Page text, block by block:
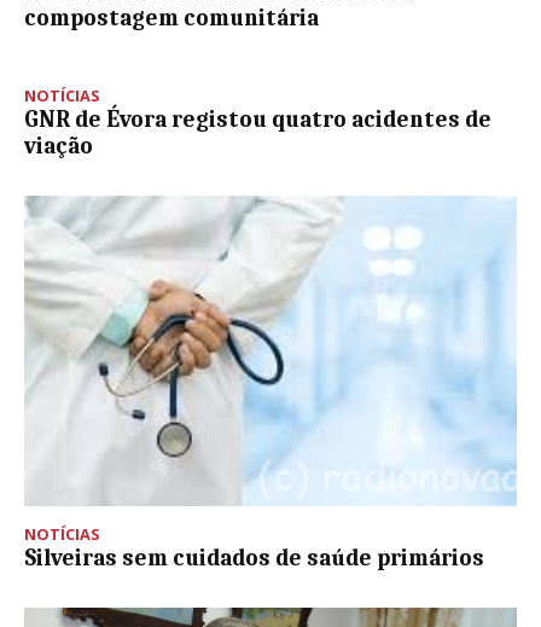
compostagem comunitária
NOTÍCIAS
GNR de Évora registou quatro acidentes de
viação
NOTÍCIAS
Silveiras sem cuidados de saúde primários